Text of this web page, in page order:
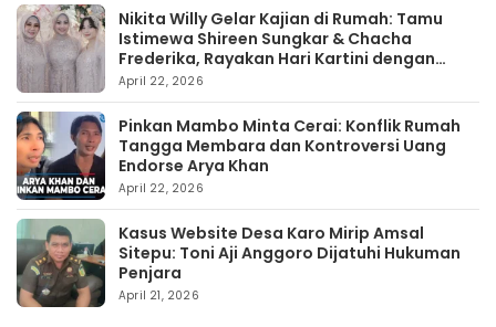
Nikita Willy Gelar Kajian di Rumah: Tamu
Istimewa Shireen Sungkar & Chacha
Frederika, Rayakan Hari Kartini dengan
Kehangatan
April 22, 2026
Pinkan Mambo Minta Cerai: Konflik Rumah
Tangga Membara dan Kontroversi Uang
Endorse Arya Khan
April 22, 2026
Kasus Website Desa Karo Mirip Amsal
Sitepu: Toni Aji Anggoro Dijatuhi Hukuman
Penjara
April 21, 2026